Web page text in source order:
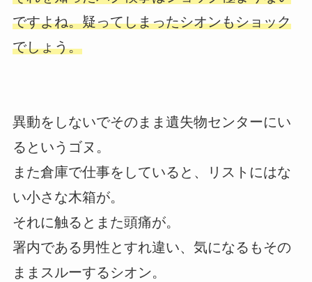
ですよね。疑ってしまったシオンもショック
でしょう。
異動をしないでそのまま遺失物センターにい
るというゴヌ。
また倉庫で仕事をしていると、リストにはな
い小さな木箱が。
それに触るとまた頭痛が。
署内である男性とすれ違い、気になるもその
ままスルーするシオン。